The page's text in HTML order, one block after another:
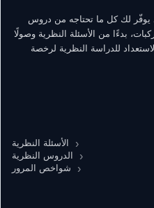
يوفّر لك كل ما تحتاجه من دروس
بدءًا من الأسئلة النظرية وصولًا
للدراسة النظرية لرخصة
الأسئلة النظرية
الدروس النظرية
شواخص المرور